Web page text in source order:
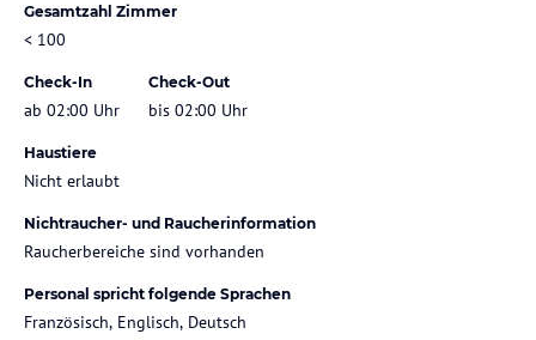
Gesamtzahl Zimmer
< 100
Check-In
ab 02:00 Uhr
Check-Out
bis 02:00 Uhr
Haustiere
Nicht erlaubt
Nichtraucher- und Raucherinformation
Raucherbereiche sind vorhanden
Personal spricht folgende Sprachen
Französisch, Englisch, Deutsch